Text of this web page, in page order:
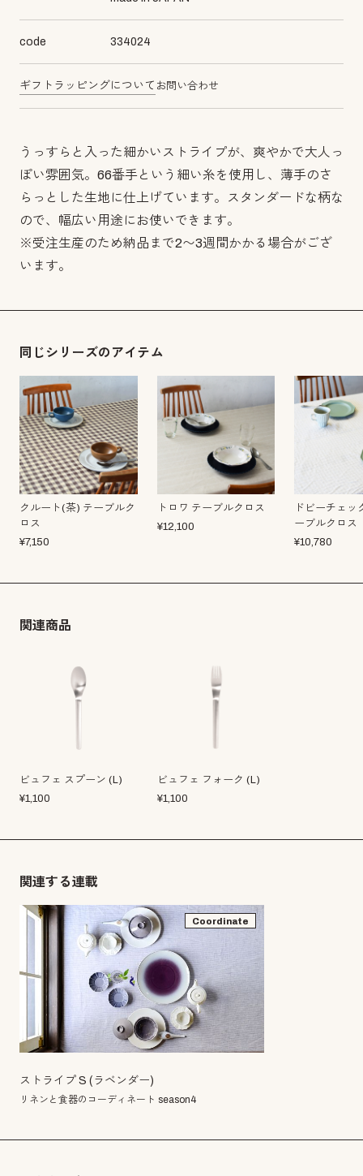
code 334024
ギフトラッピングについて お問い合わせ
うっすらと入った細かいストライプが、爽やかで大人っ
ぽい雰囲気。66番手という細い糸を使用し、薄手のさ
らっとした生地に仕上げています。スタンダードな柄な
ので、幅広い用途にお使いできます。
※受注生産のため納品まで2〜3週間かかる場合がござ
います。
同じシリーズのアイテム
クルート(茶) テーブルク
ロス
¥7,150
トロワ テーブルクロス
¥12,100
ドビーチェッ
ーブルクロス
¥10,780
関連商品
ビュフェ スプーン (L)
¥1,100
ビュフェ フォーク (L)
¥1,100
関連する連載
Coordinate
ストライプ S (ラベンダー)
リネンと食器のコーディネート season4